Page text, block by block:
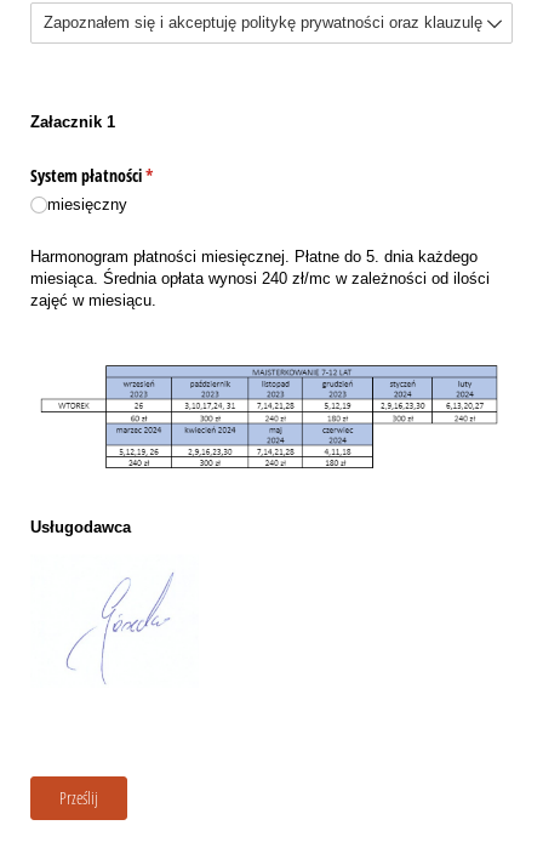
Bez tytułu
Załacznik 1
System płatności*
(wymagane)
miesięczny
Harmonogram płatności miesięcznej. Płatne do 5. dnia każdego
miesiąca. Średnia opłata wynosi 240 zł/mc w zależności od ilości
zajęć w miesiącu.
Usługodawca
Prześlij